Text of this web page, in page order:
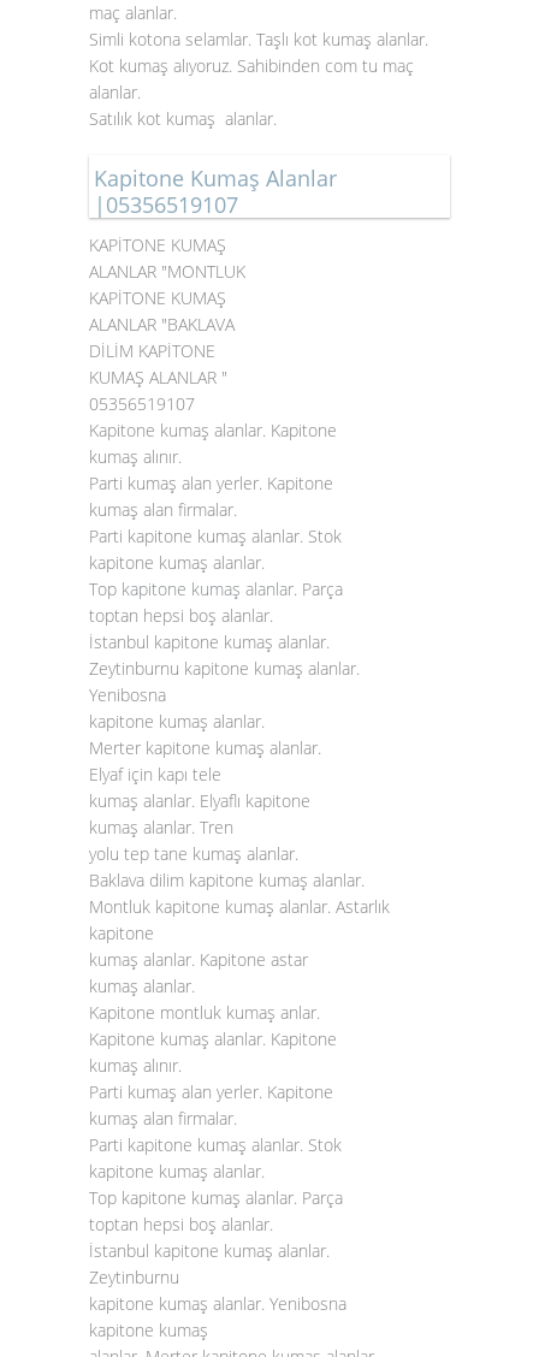
maç alanlar.
Simli kotona selamlar. Taşlı kot kumaş alanlar.
Kot kumaş alıyoruz. Sahibinden com tu maç
alanlar.
Satılık kot kumaş alanlar.
Kapitone Kumaş Alanlar
|05356519107
KAPİTONE KUMAŞ
ALANLAR "MONTLUK
KAPİTONE KUMAŞ
ALANLAR "BAKLAVA
DİLİM KAPİTONE
KUMAŞ ALANLAR "
05356519107
Kapitone kumaş alanlar. Kapitone
kumaş alınır.
Parti kumaş alan yerler. Kapitone
kumaş alan firmalar.
Parti kapitone kumaş alanlar. Stok
kapitone kumaş alanlar.
Top kapitone kumaş alanlar. Parça
toptan hepsi boş alanlar.
İstanbul kapitone kumaş alanlar.
Zeytinburnu kapitone kumaş alanlar.
Yenibosna
kapitone kumaş alanlar.
Merter kapitone kumaş alanlar.
Elyaf için kapı tele
kumaş alanlar. Elyaflı kapitone
kumaş alanlar. Tren
yolu tep tane kumaş alanlar.
Baklava dilim kapitone kumaş alanlar.
Montluk kapitone kumaş alanlar. Astarlık
kapitone
kumaş alanlar. Kapitone astar
kumaş alanlar.
Kapitone montluk kumaş anlar.
Kapitone kumaş alanlar. Kapitone
kumaş alınır.
Parti kumaş alan yerler. Kapitone
kumaş alan firmalar.
Parti kapitone kumaş alanlar. Stok
kapitone kumaş alanlar.
Top kapitone kumaş alanlar. Parça
toptan hepsi boş alanlar.
İstanbul kapitone kumaş alanlar.
Zeytinburnu
kapitone kumaş alanlar. Yenibosna
kapitone kumaş